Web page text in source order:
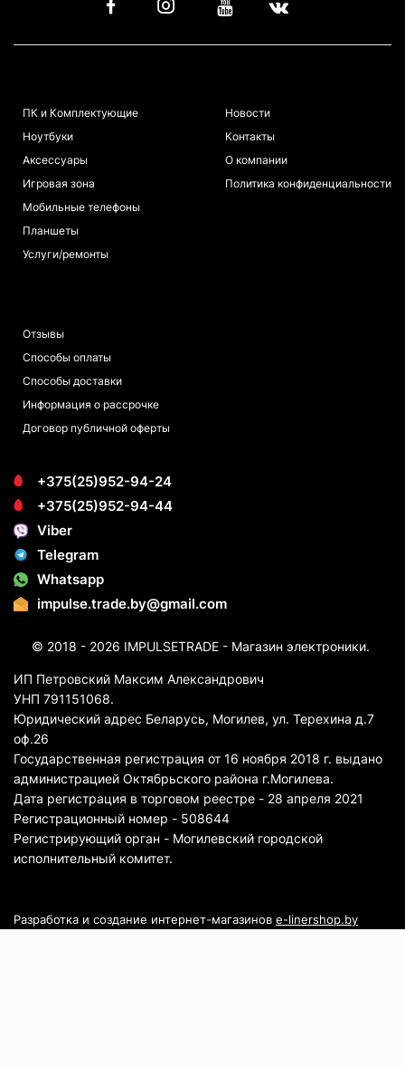
ПК и Комплектующие
Ноутбуки
Аксессуары
Игровая зона
Мобильные телефоны
Планшеты
Услуги/ремонты
Новости
Контакты
О компании
Политика конфиденциальности
Отзывы
Способы оплаты
Способы доставки
Информация о рассрочке
Договор публичной оферты
+375(25)952-94-24
+375(25)952-94-44
Viber
Telegram
Whatsapp
impulse.trade.by@gmail.com
© 2018 - 2026 IMPULSETRADE - Магазин электроники.
ИП Петровский Максим Александрович
УНП 791151068.
Юридический адрес Беларусь, Могилев, ул. Терехина д.7
оф.26
Государственная регистрация от 16 ноября 2018 г. выдано
администрацией Октябрьского района г.Могилева.
Дата регистрация в торговом реестре - 28 апреля 2021
Регистрационный номер - 508644
Регистрирующий орган - Могилевский городской
исполнительный комитет.
Разработка и создание интернет-магазинов e-linershop.by